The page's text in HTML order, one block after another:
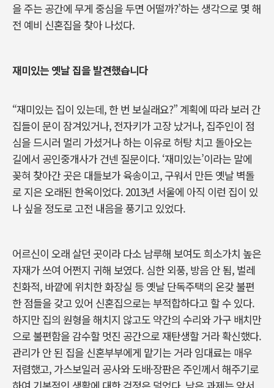
을 주는 공간에 무게 중심을 두면 어떨까?’하는 생각으로 몇 해
전 예비 신혼집을 찾아 나섰다.
재미있는 옛날 집을 발견했습니다
“재미있는 집이 있는데, 한 번 보실래요?” 계획에 따라 보러 간
집들이 문이 잠겨있거나, 전자키가 고장 났거나, 집주인이 점
심을 드시러 멀리 가셨거나 하는 이유로 허탕 치고 돌아오는
길에서 공인중개사가 건넨 질문이다. ‘재미있는’이라는 말에
꽂혀 찾아간 곳은 대들보가 육송이고, 구워서 만든 옛날 벽돌
로 지은 오래된 한옥이었다. 2013년 서울에 아직 이런 집이 있
나 싶을 정도로 고전 내음을 풍기고 있었다.
어르신이 오래 살던 곳이라 다소 남루해 보여도 희소가치 높은
자재가 쓰여 어쩐지 귀해 보였다. 심한 외풍, 방음 안 됨, 벌레
친화적, 바깥에 위치한 화장실 등 옛날 단독주택의 온갖 불편
한 점들을 갖고 있어 신혼집으로는 부적합하다고 할 수 있다.
하지만 집의 원형을 해치지 않고도 약간의 수리와 가구 배치만
으로 불편함을 감수할 멋진 공간으로 재탄생할 거라 확신했다.
관리가 안 된 집을 신혼부부에게 맡기는 거라 임대료는 매우
저렴했고, 가스보일러 공사와 도배·장판은 주인께서 해주기로